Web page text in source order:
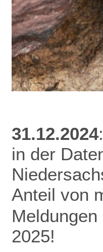
31.12.2024
in der
Anteil von
2025!